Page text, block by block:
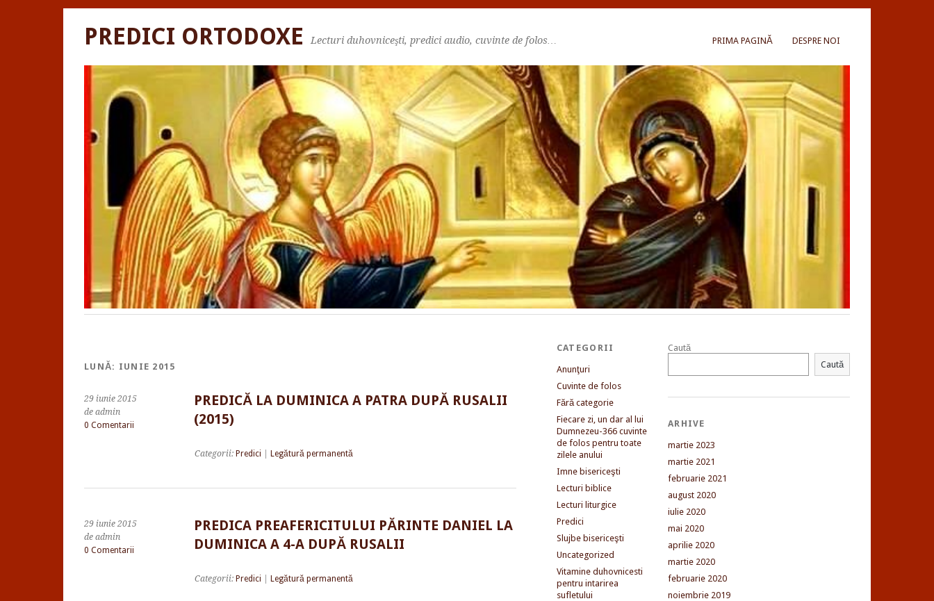
PRIMA PAGINĂ DESPRE NOI
PREDICI ORTODOXE Lecturi duhovniceşti, predici audio, cuvinte de folos…
LUNĂ: IUNIE 2015
29 iunie 2015
de admin
0 Comentarii
PREDICĂ LA DUMINICA A PATRA DUPĂ RUSALII
(2015)
Categorii: Predici Legătură permanentă
29 iunie 2015
de admin
0 Comentarii
PREDICA PREAFERICITULUI PĂRINTE DANIEL LA
DUMINICA A 4-A DUPĂ RUSALII
Categorii: Predici Legătură permanentă
CATEGORII
Anunţuri
Cuvinte de folos
Fără categorie
Fiecare zi, un dar al lui
Dumnezeu-366 cuvinte
de folos pentru toate
zilele anului
Imne bisericeşti
Lecturi biblice
Lecturi liturgice
Predici
Slujbe bisericeşti
Uncategorized
Vitamine duhovnicesti
pentru intarirea
sufletului
Caută
Caută
ARHIVE
martie 2023
martie 2021
februarie 2021
august 2020
iulie 2020
mai 2020
aprilie 2020
martie 2020
februarie 2020
noiembrie 2019